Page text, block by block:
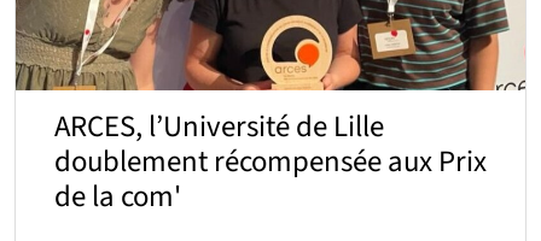
ARCES, l’Université de Lille
doublement récompensée aux Prix
de la com'